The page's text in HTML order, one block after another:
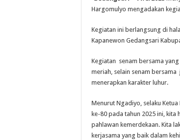
Hargomulyo mengadakan
Kegiatan ini berlangsung di
Kapanewon Gedangsari
Kegiatan senam bersama
meriah, selain senam
menerapkan karakter luhur.
Menurut Ngadiyo, selaku
ke-80 pada tahun 2025 ini,
pahlawan kemerdekaan. Kita
kerjasama yang baik dalam